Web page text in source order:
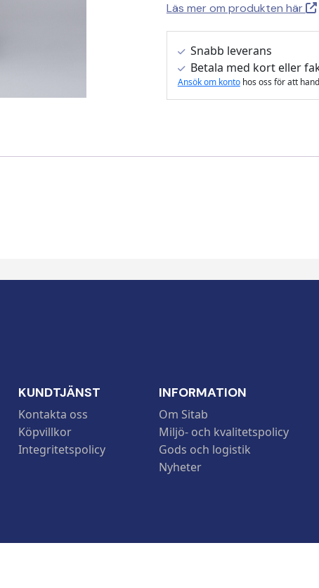
Läs mer om produkten här
Snabb leverans
Betala med kort eller
Ansök om kontohos oss för att
KUNDTJÄNST
Kontakta oss
Köpvillkor
Integritetspolicy
INFORMATION
Om Sitab
Miljö- och kvalitetspolicy
Gods och logistik
Nyheter